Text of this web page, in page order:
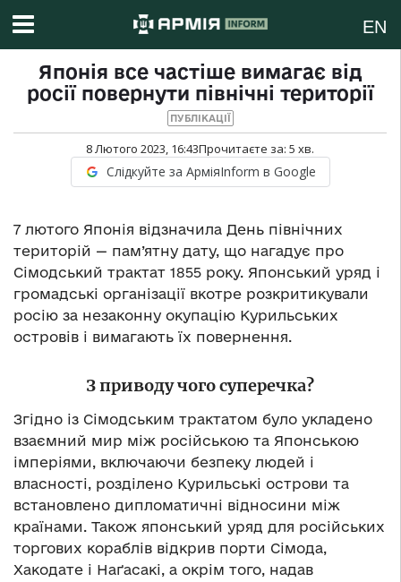
EN
Японія все частіше вимагає від
росії повернути північні території
ПУБЛІКАЦІЇ
8 Лютого 2023, 16:43Прочитаєте за: 5 хв.
Слідкуйте за АрміяInform в Google
7 лютого Японія відзначила День північних
територій — пам’ятну дату, що нагадує про
Сімодський трактат 1855 року. Японський уряд і
громадські організації вкотре розкритикували
росію за незаконну окупацію Курильських
островів і вимагають їх повернення.
З приводу чого суперечка?
Згідно із Сімодським трактатом було укладено
взаємний мир між російською та Японською
імперіями, включаючи безпеку людей і
власності, розділено Курильські острови та
встановлено дипломатичні відносини між
країнами. Також японський уряд для російських
торгових кораблів відкрив порти Сімода,
Хакодате і Наґасакі, а окрім того, надав